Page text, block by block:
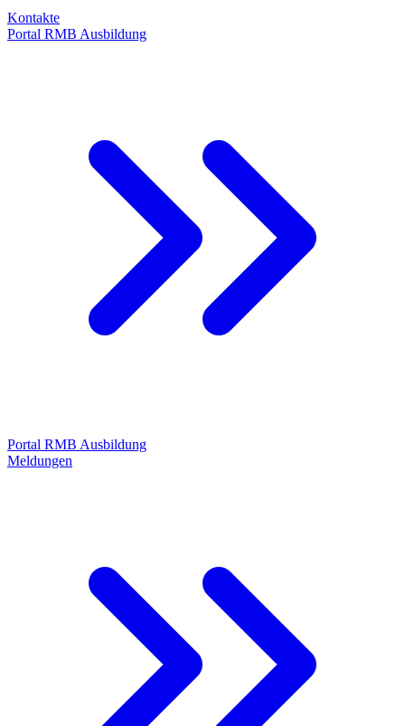
Kontakte
Portal RMB Ausbildung
Portal RMB Ausbildung
Meldungen